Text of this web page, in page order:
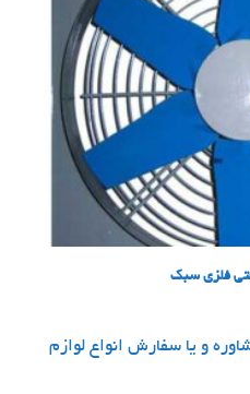
فلزی سبک
و یا سفارش انواع لوازم